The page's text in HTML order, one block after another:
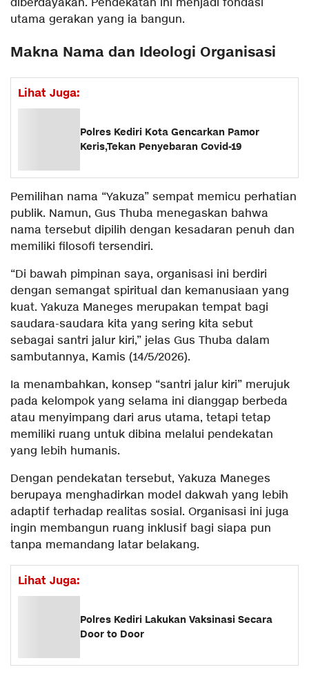
diberdayakan. Pendekatan ini menjadi fondasi
utama gerakan yang ia bangun.
Makna Nama dan Ideologi Organisasi
Lihat Juga:
Polres Kediri Kota Gencarkan Pamor
Keris,Tekan Penyebaran Covid-19
Pemilihan nama “Yakuza” sempat memicu perhatian
publik. Namun, Gus Thuba menegaskan bahwa
nama tersebut dipilih dengan kesadaran penuh dan
memiliki filosofi tersendiri.
“Di bawah pimpinan saya, organisasi ini berdiri
dengan semangat spiritual dan kemanusiaan yang
kuat. Yakuza Maneges merupakan tempat bagi
saudara-saudara kita yang sering kita sebut
sebagai santri jalur kiri,” jelas Gus Thuba dalam
sambutannya, Kamis (14/5/2026).
Ia menambahkan, konsep “santri jalur kiri” merujuk
pada kelompok yang selama ini dianggap berbeda
atau menyimpang dari arus utama, tetapi tetap
memiliki ruang untuk dibina melalui pendekatan
yang lebih humanis.
Dengan pendekatan tersebut, Yakuza Maneges
berupaya menghadirkan model dakwah yang lebih
adaptif terhadap realitas sosial. Organisasi ini juga
ingin membangun ruang inklusif bagi siapa pun
tanpa memandang latar belakang.
Lihat Juga:
Polres Kediri Lakukan Vaksinasi Secara
Door to Door